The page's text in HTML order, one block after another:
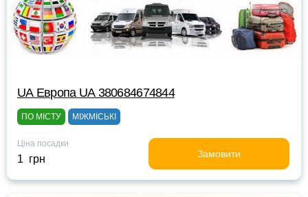
UА Европа UА 380684674844
ПО МІСТУ МІЖМІСЬКІ
Ціна посадки
1 грн Замовити